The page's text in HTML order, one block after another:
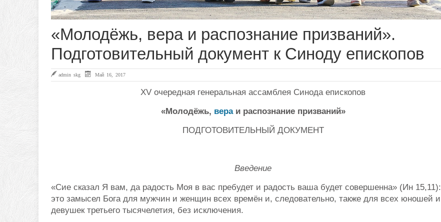
«Молодёжь, вера и распознание призваний».
Подготовительный документ к Синоду епископов
admin skg Май 16, 2017
XV очередная генеральная ассамблея Синода епископов
«Молодёжь, вераи распознание призваний»
ПОДГОТОВИТЕЛЬНЫЙ ДОКУМЕНТ
Введение
«Сие сказал Я вам, да радость Моя в вас пребудет и радость ваша будет совершенна» (Ин 15,11):
это замысел Бога для мужчин и женщин всех времён и, следовательно, также для всех юношей и
девушек третьего тысячелетия, без исключения.